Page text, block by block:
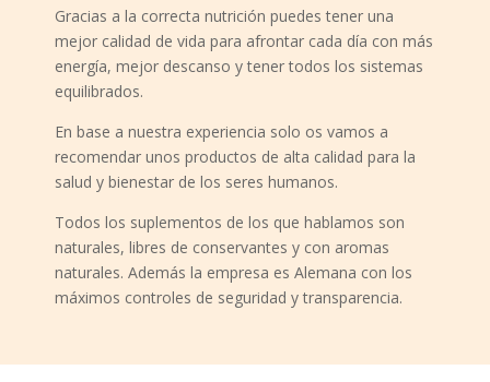
Gracias a la correcta nutrición puedes tener una
mejor calidad de vida para afrontar cada día con más
energía, mejor descanso y tener todos los sistemas
equilibrados.
En base a nuestra experiencia solo os vamos a
recomendar unos productos de alta calidad para la
salud y bienestar de los seres humanos.
Todos los suplementos de los que hablamos son
naturales, libres de conservantes y con aromas
naturales. Además la empresa es Alemana con los
máximos controles de seguridad y transparencia.